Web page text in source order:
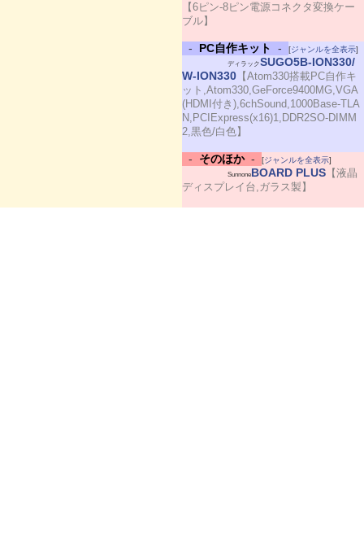
【6ピン-8ピン電源コネクタ変換ケー
ブル】
- PC自作キット - [ジャンルを全表示]
ディラックSUGO5B-ION330/
W-ION330【Atom330搭載PC自作キ
ット,Atom330,GeForce9400MG,VGA
(HDMI付き),6chSound,1000Base-TLA
N,PCIExpress(x16)1,DDR2SO-DIMM
2,黒色/白色】
- そのほか- [ジャンルを全表示]
SunnoneBOARD PLUS【液晶
ディスプレイ台,ガラス製】